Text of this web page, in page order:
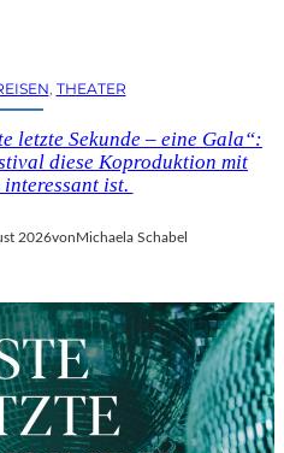
, THEATER
letzte Sekunde – eine Gala“:
diese Koproduktion mit
ist.
2026von Michaela Schabel